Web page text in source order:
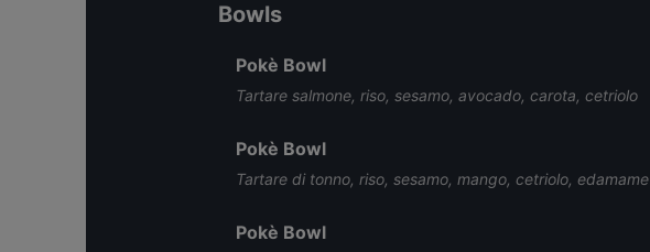
Bowls
Pokè Bowl
Tartare salmone, riso, sesamo, avocado, carota, cetriolo
Pokè Bowl
Tartare di tonno, riso, sesamo, mango, cetriolo, edamame
Pokè Bowl